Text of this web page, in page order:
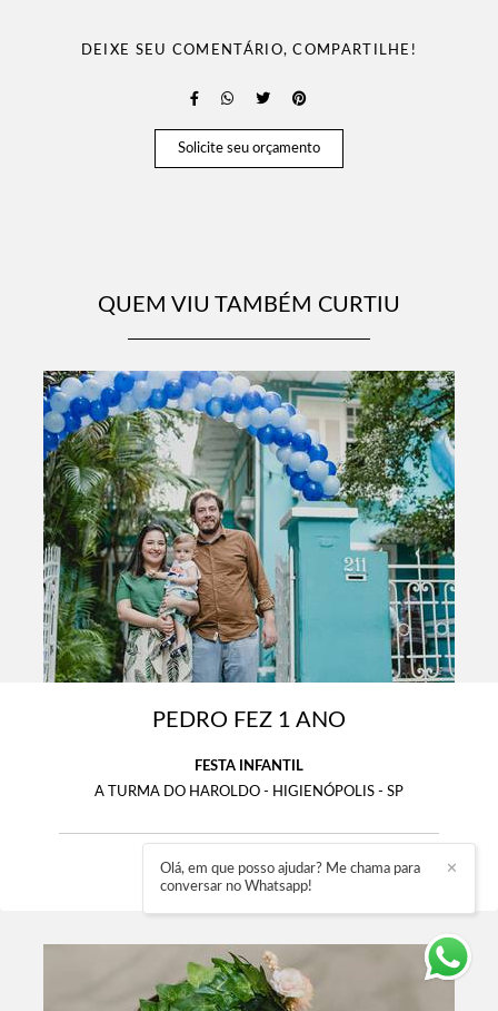
DEIXE SEU COMENTÁRIO, COMPARTILHE!
Solicite seu orçamento
QUEM VIU TAMBÉM CURTIU
PEDRO FEZ 1 ANO
FESTA INFANTIL
A TURMA DO HAROLDO - HIGIENÓPOLIS - SP
2712 17 ✕
Olá, em que posso ajudar? Me chama para
conversar no Whatsapp!